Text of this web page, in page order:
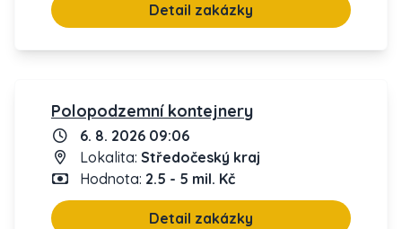
Detail zakázky
Polopodzemní kontejnery
6. 8. 2026 09:06
Lokalita: Středočeský kraj
Hodnota: 2.5 - 5 mil. Kč
Detail zakázky